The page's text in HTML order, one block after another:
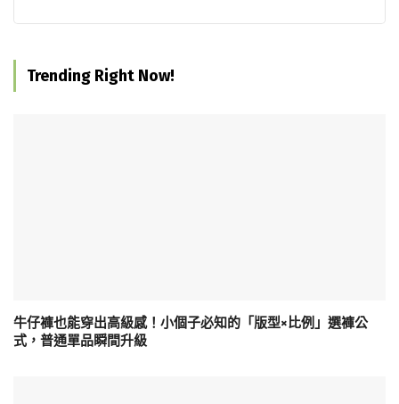
Trending Right Now!
牛仔褲也能穿出高級感！小個子必知的「版型×比例」選褲公
式，普通單品瞬間升級